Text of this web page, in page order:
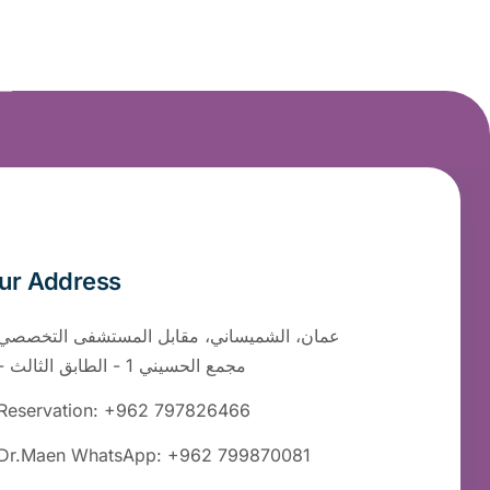
Address
عمان، الشميساني، مقابل المستشفى
- مجمع الحسيني 1 - الطابق الثالث
+962 797826466
WhatsApp: +962 799870081